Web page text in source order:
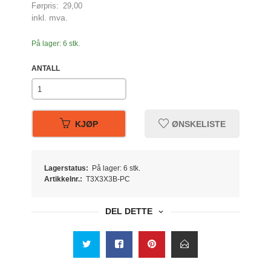
Førpris: 29,00
Rabatt
inkl. mva.
På lager: 6 stk.
ANTALL
KJØP ØNSKELISTE
Lagerstatus:
På lager: 6 stk.
Artikkelnr.: T3X3X3B-PC
DEL DETTE